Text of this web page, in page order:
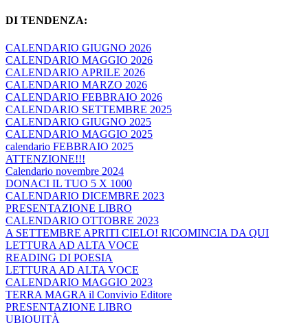
DI TENDENZA:
CALENDARIO GIUGNO 2026
CALENDARIO MAGGIO 2026
CALENDARIO APRILE 2026
CALENDARIO MARZO 2026
CALENDARIO FEBBRAIO 2026
CALENDARIO SETTEMBRE 2025
CALENDARIO GIUGNO 2025
CALENDARIO MAGGIO 2025
calendario FEBBRAIO 2025
ATTENZIONE!!!
Calendario novembre 2024
DONACI IL TUO 5 X 1000
CALENDARIO DICEMBRE 2023
PRESENTAZIONE LIBRO
CALENDARIO OTTOBRE 2023
A SETTEMBRE APRITI CIELO! RICOMINCIA DA QUI
LETTURA AD ALTA VOCE
READING DI POESIA
LETTURA AD ALTA VOCE
CALENDARIO MAGGIO 2023
TERRA MAGRA il Convivio Editore
PRESENTAZIONE LIBRO
UBIQUITÀ